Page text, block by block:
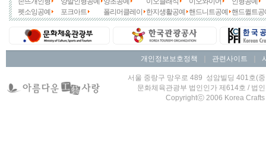
펫소잉공예
포크아트 폴리머클레이 한지생활공예 핸드니트공예 핸드퀼트공
개인정보보호정책 관련사이트
서울 중랑구 망우로 489 성암빌딩 401호
문화체육관광부 법인인가 제614호 / 법
Copyrightⓒ 2006 Korea